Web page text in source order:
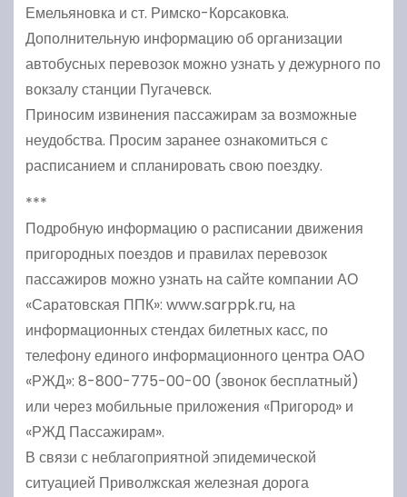
Емельяновка и ст. Римско-Корсаковка.
Дополнительную информацию об организации
автобусных перевозок можно узнать у дежурного по
вокзалу станции Пугачевск.
Приносим извинения пассажирам за возможные
неудобства. Просим заранее ознакомиться с
расписанием и спланировать свою поездку.
***
Подробную информацию о расписании движения
пригородных поездов и правилах перевозок
пассажиров можно узнать на сайте компании АО
«Саратовская ППК»: www.sarppk.ru, на
информационных стендах билетных касс, по
телефону единого информационного центра ОАО
«РЖД»: 8-800-775-00-00 (звонок бесплатный)
или через мобильные приложения «Пригород» и
«РЖД Пассажирам».
В связи с неблагоприятной эпидемической
ситуацией Приволжская железная дорога